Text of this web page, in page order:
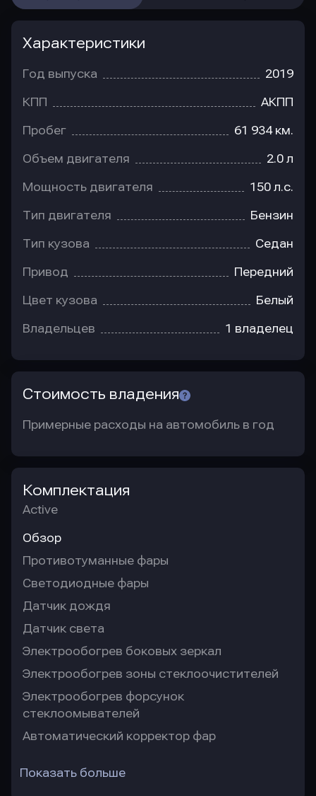
Характеристики
Год выпуска 2019
КПП АКПП
Пробег 61 934 км.
Объем двигателя 2.0 л
Мощность двигателя 150 л.с.
Тип двигателя Бензин
Тип кузова Седан
Привод Передний
Цвет кузова Белый
Владельцев 1 владелец
Стоимость владения
Примерные расходы на автомобиль в год
Комплектация
Active
Обзор
Противотуманные фары
Светодиодные фары
Датчик дождя
Датчик света
Электрообогрев боковых зеркал
Электрообогрев зоны стеклоочистителей
Электрообогрев форсунок
стеклоомывателей
Автоматический корректор фар
Показать больше